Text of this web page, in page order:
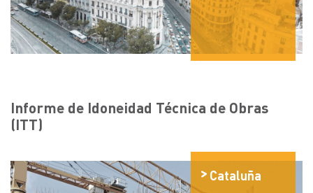
Informe de Idoneidad Técnica de Obras
(ITT)
Cataluña